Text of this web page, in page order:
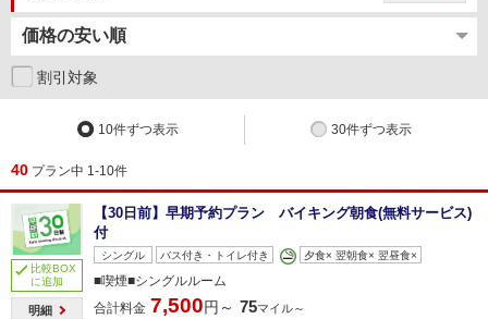
割引対象
10件ずつ表示 30件ずつ表示
40 プラン中 1-10件
比較BOX
に追加
明細
【30日前】早期予約プラン バイキング朝食(無料サービス)
付
シングル バス付き・トイレ付き 夕食× 翌朝食× 翌昼食×
■喫煙■シングルルーム
合計料金 7,500円～ 75マイル～